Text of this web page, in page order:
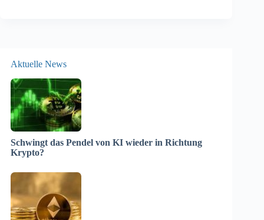
Aktuelle News
Schwingt das Pendel von KI wieder in Richtung
Krypto?